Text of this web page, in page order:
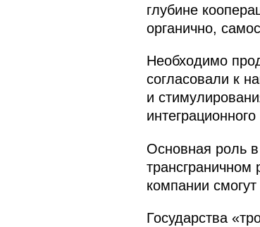
глубине
органично,
Необходимо
согласовали к
и
Основная роль
трансграничном
компании
Государства